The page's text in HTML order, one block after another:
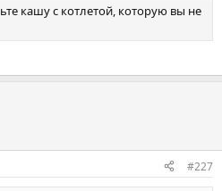
кашу с котлетой, которую вы не
#227